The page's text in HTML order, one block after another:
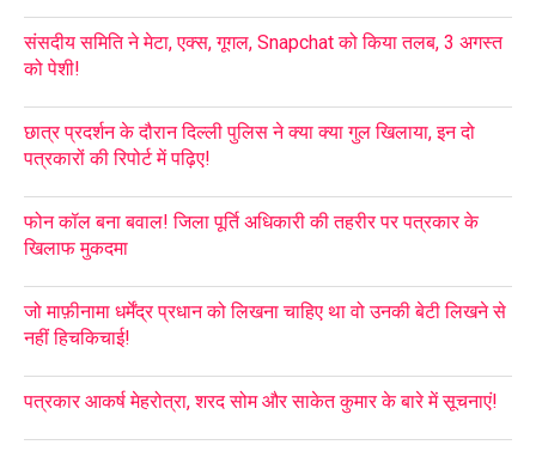
संसदीय समिति ने मेटा, एक्स, गूगल, Snapchat को किया तलब, 3 अगस्त
को पेशी!
छात्र प्रदर्शन के दौरान दिल्ली पुलिस ने क्या क्या गुल खिलाया, इन दो
पत्रकारों की रिपोर्ट में पढ़िए!
फोन कॉल बना बवाल! जिला पूर्ति अधिकारी की तहरीर पर पत्रकार के
खिलाफ मुकदमा
जो माफ़ीनामा धर्मेंद्र प्रधान को लिखना चाहिए था वो उनकी बेटी लिखने से
नहीं हिचकिचाई!
पत्रकार आकर्ष मेहरोत्रा, शरद सोम और साकेत कुमार के बारे में सूचनाएं!